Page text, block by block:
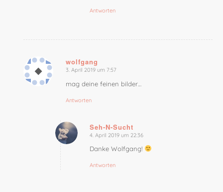
Antworten
wolfgang
sagte:
3. April 2019 um 7:57
mag deine feinen bilder…
Antworten
Seh-N-Sucht
sagte:
4. April 2019 um 22:36
Danke Wolfgang!
Antworten